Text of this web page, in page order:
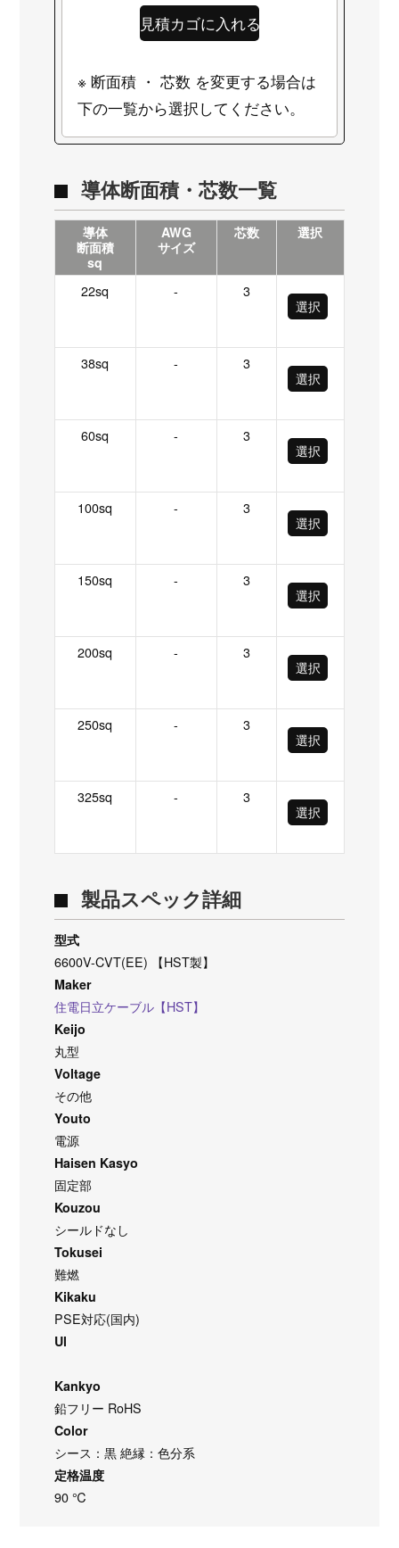
※ 断面積 ・ 芯数 を変更する場合は
下の一覧から選択してください。
導体断面積・芯数一覧
導体
断面積
sq
AWG
サイズ
芯数 選択
22sq -
3
選択
38sq -
3
選択
60sq -
3
選択
100sq -
3
選択
150sq -
3
選択
200sq -
3
選択
250sq -
3
選択
325sq -
3
選択
製品スペック詳細
型式
6600V-CVT(EE) 【HST製】
Maker
住電日立ケーブル【HST】
Keijo
丸型
Voltage
その他
Youto
電源
Haisen Kasyo
固定部
Kouzou
シールドなし
Tokusei
難燃
Kikaku
PSE対応(国内)
Ul
Kankyo
鉛フリー RoHS
Color
シース：黒 絶縁：色分系
定格温度
90 ℃